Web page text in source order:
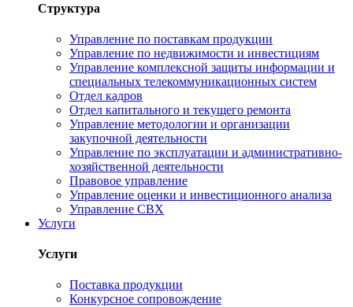
Структура
Управление по поставкам продукции
Управление по недвижимости и инвестициям
Управление комплексной защиты информации и
специальных телекоммуникационных систем
Отдел кадров
Отдел капитального и текущего ремонта
Управление методологии и организации
закупочной деятельности
Управление по эксплуатации и административно-
хозяйственной деятельности
Правовое управление
Управление оценки и инвестиционного анализа
Управление СВХ
Услуги
Услуги
Поставка продукции
Конкурсное сопровождение